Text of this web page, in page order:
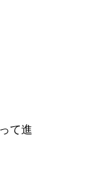
て進